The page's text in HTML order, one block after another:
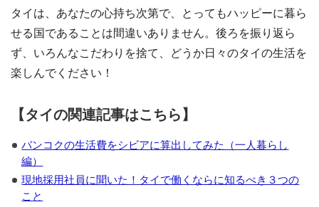
タイは、あなたの心持ち次第で、とってもハッピーに暮ら
せる国であることは間違いありません。後ろを振り返ら
ず、いろんなこだわりを捨て、どうか日々のタイの生活を
楽しんでください！
【タイの関連記事はこちら】
バンコクの生活費をシビアに算出してみた（一人暮らし
編）
現地採用社員に聞いた！タイで働くならに知るべき３つの
こと